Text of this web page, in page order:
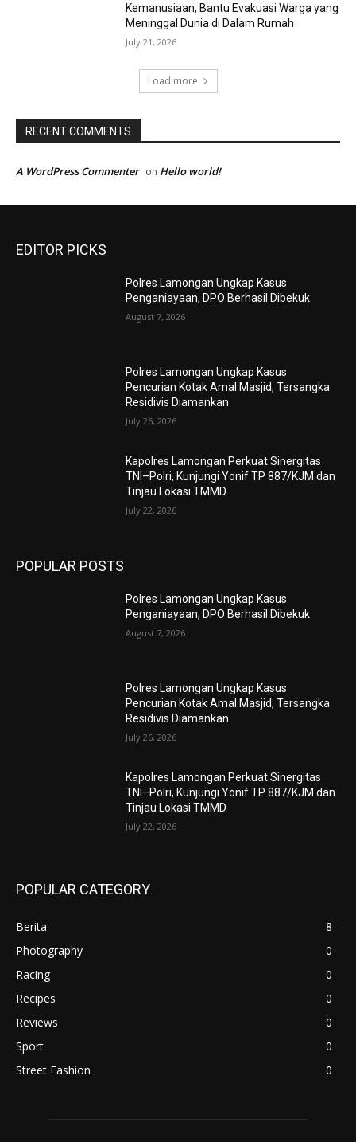
Kemanusiaan, Bantu Evakuasi Warga yang
Meninggal Dunia di Dalam Rumah
July 21, 2026
Load more
RECENT COMMENTS
A WordPress Commenter on Hello world!
EDITOR PICKS
Polres Lamongan Ungkap Kasus
Penganiayaan, DPO Berhasil Dibekuk
August 7, 2026
Polres Lamongan Ungkap Kasus
Pencurian Kotak Amal Masjid, Tersangka
Residivis Diamankan
July 26, 2026
Kapolres Lamongan Perkuat Sinergitas
TNI–Polri, Kunjungi Yonif TP 887/KJM dan
Tinjau Lokasi TMMD
July 22, 2026
POPULAR POSTS
Polres Lamongan Ungkap Kasus
Penganiayaan, DPO Berhasil Dibekuk
August 7, 2026
Polres Lamongan Ungkap Kasus
Pencurian Kotak Amal Masjid, Tersangka
Residivis Diamankan
July 26, 2026
Kapolres Lamongan Perkuat Sinergitas
TNI–Polri, Kunjungi Yonif TP 887/KJM dan
Tinjau Lokasi TMMD
July 22, 2026
POPULAR CATEGORY
Berita
8
Photography
0
Racing
0
Recipes
0
Reviews
0
Sport
0
Street Fashion
0